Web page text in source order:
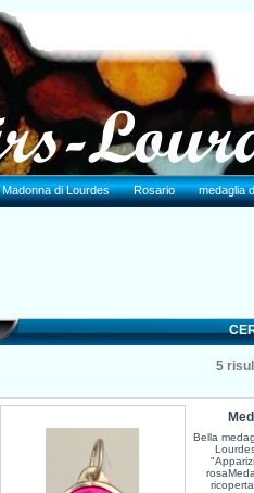
Madonna di Lourdes Rosario medaglia
5
Bella